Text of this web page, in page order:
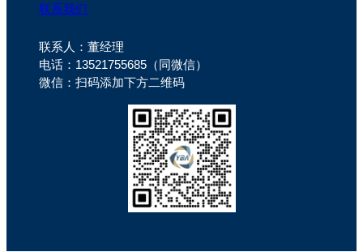
联系我们
联系人：董经理
电话：13521755685（同微信）
微信：扫码添加下方二维码